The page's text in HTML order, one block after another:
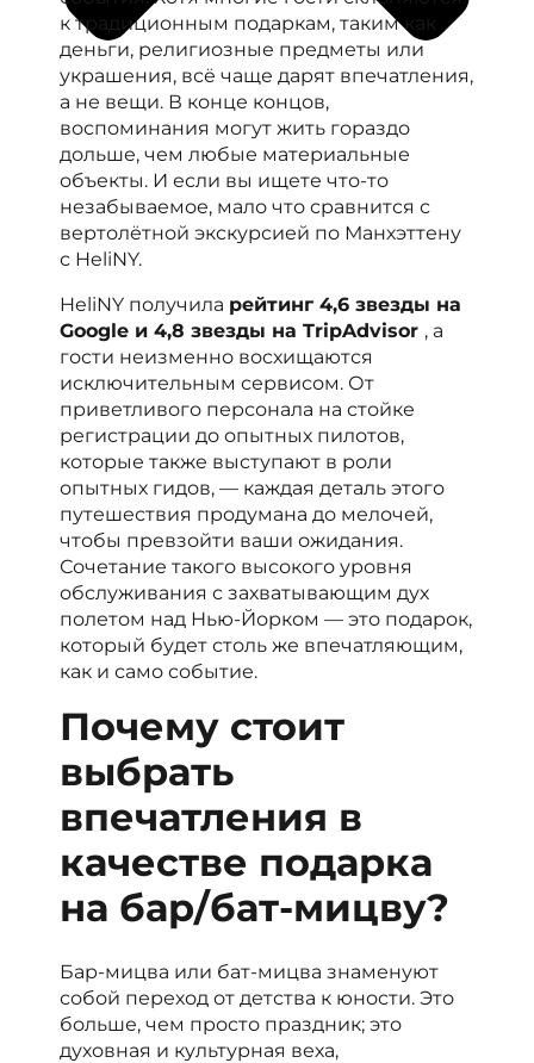
к традиционным подаркам, таким как
деньги, религиозные предметы или
украшения, всё чаще дарят впечатления,
а не вещи. В конце концов,
воспоминания могут жить гораздо
дольше, чем любые материальные
объекты. И если вы ищете что-то
незабываемое, мало что сравнится с
вертолётной экскурсией по Манхэттену
с HeliNY.
HeliNY получила рейтинг 4,6 звезды на
Google и 4,8 звезды на TripAdvisor , а
гости неизменно восхищаются
исключительным сервисом. От
приветливого персонала на стойке
регистрации до опытных пилотов,
которые также выступают в роли
опытных гидов, — каждая деталь этого
путешествия продумана до мелочей,
чтобы превзойти ваши ожидания.
Сочетание такого высокого уровня
обслуживания с захватывающим дух
полетом над Нью-Йорком — это подарок,
который будет столь же впечатляющим,
как и само событие.
Почему стоит
выбрать
впечатления в
качестве подарка
на бар/бат-мицву?
Бар-мицва или бат-мицва знаменуют
собой переход от детства к юности. Это
больше, чем просто праздник; это
духовная и культурная веха,